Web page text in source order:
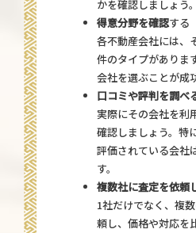
かを確認しましょう。
得意分野を確認する
各不動産会社には、
件のタイプがありま
会社を選ぶことが成
口コミや評判を調べ
実際にその会社を利
確認しましょう。特
評価されている会社
す。
複数社に査定を依頼
1社だけでなく、複
頼し、価格や対応を